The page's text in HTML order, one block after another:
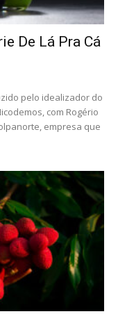
De Lá Pra Cá
pelo idealizador do
com Rogério
empresa que